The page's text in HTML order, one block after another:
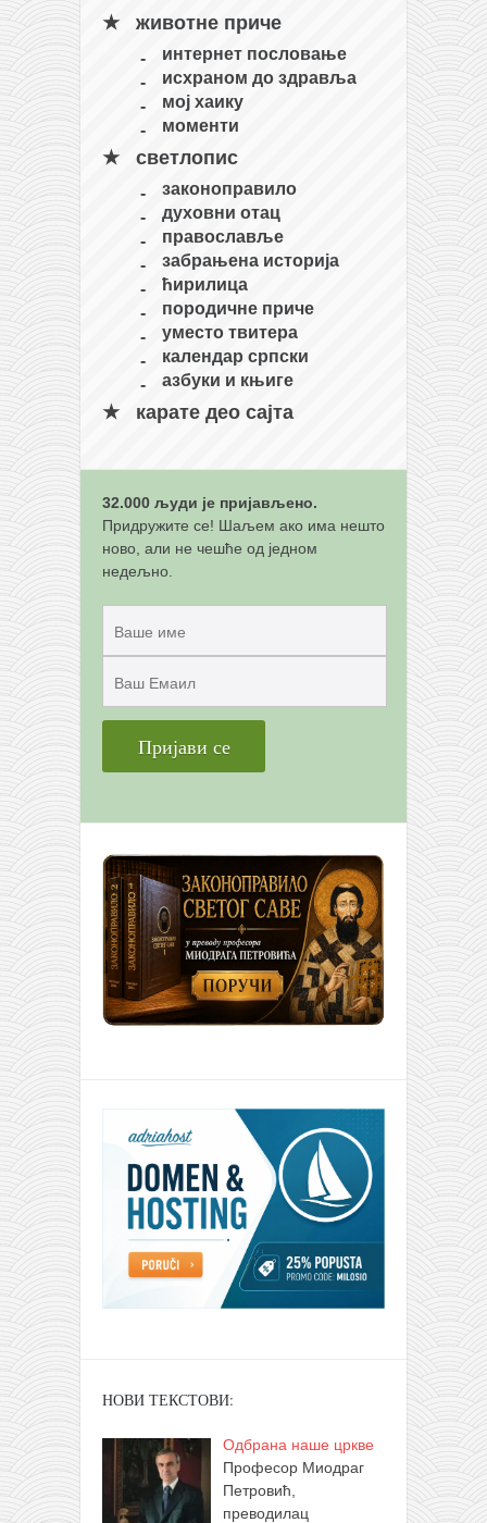
животне приче
интернет пословање
исхраном до здравља
мој хаику
моменти
светлопис
законоправило
духовни отац
православље
забрањена историја
ћирилица
породичне приче
уместо твитера
календар српски
азбуки и књиге
карате део сајта
32.000 људи је пријављено.
Придружите се! Шаљем ако има нешто
ново, али не чешће од једном
недељно.
НОВИ ТЕКСТОВИ:
Одбрана наше цркве
Професор Миодраг
Петровић,
преводилац